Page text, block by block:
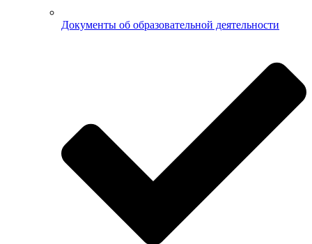
Документы об образовательной деятельности